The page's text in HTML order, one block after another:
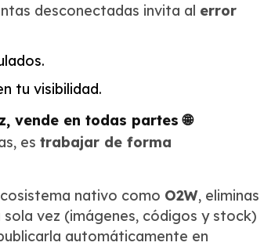
desconectadas invita al error
tu visibilidad.
vende en todas partes 🌐
es trabajar de forma
nativo como O2W, eliminas
sola vez (imágenes, códigos y stock)
automáticamente en